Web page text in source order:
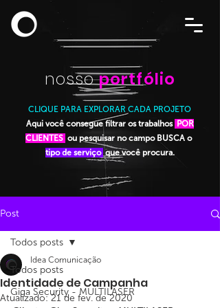
nossoportfólio
CLIQUE PARA EXPLORAR CADA PROJETO
Aqui você consegue filtrar os trabalhos POR
CLIENTES ou pesquisar no campo BUSCA o
tipo de serviço que você procura.
Post
Todos posts
Giga Security - MULTILASER
Todos posts
Identidade de Campanha
Idea Comunicação
Atualizado:21 de fev. de 2020